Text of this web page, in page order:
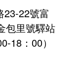
23-22號富
里號驛站
：00）